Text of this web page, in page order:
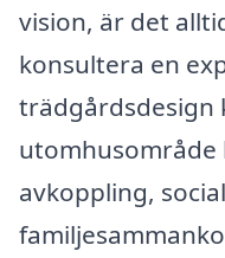
vision, är det
konsultera en
trädgårdsdesign
utomhusområde
avkoppling,